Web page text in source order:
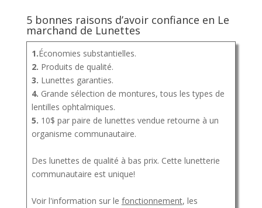
5 bonnes raisons d’avoir confiance en Le
marchand de Lunettes
1.Économies substantielles.
2. Produits de qualité.
3. Lunettes garanties.
4. Grande sélection de montures, tous les types de
lentilles ophtalmiques.
5. 10$ par paire de lunettes vendue retourne à un
organisme communautaire.
Des lunettes de qualité à bas prix. Cette lunetterie
communautaire est unique!
Voir l'information sur le fonctionnement, les